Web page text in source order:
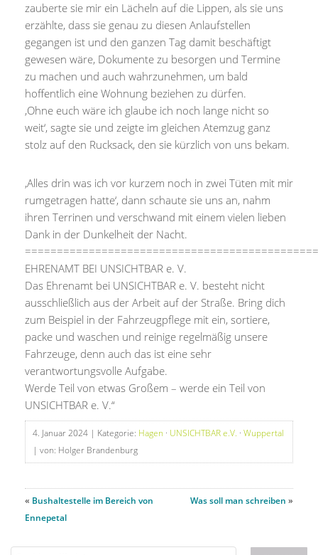
zauberte sie mir ein Lächeln auf die Lippen, als sie uns
erzählte, dass sie genau zu diesen Anlaufstellen
gegangen ist und den ganzen Tag damit beschäftigt
gewesen wäre, Dokumente zu besorgen und Termine
zu machen und auch wahrzunehmen, um bald
hoffentlich eine Wohnung beziehen zu dürfen.
‚Ohne euch wäre ich glaube ich noch lange nicht so
weit‘, sagte sie und zeigte im gleichen Atemzug ganz
stolz auf den Rucksack, den sie kürzlich von uns bekam.
‚Alles drin was ich vor kurzem noch in zwei Tüten mit mir
rumgetragen hatte‘, dann schaute sie uns an, nahm
ihren Terrinen und verschwand mit einem vielen lieben
Dank in der Dunkelheit der Nacht.
EHRENAMT BEI UNSICHTBAR e. V.
Das Ehrenamt bei UNSICHTBAR e. V. besteht nicht
ausschließlich aus der Arbeit auf der Straße. Bring dich
zum Beispiel in der Fahrzeugpflege mit ein, sortiere,
packe und waschen und reinige regelmäßig unsere
Fahrzeuge, denn auch das ist eine sehr
verantwortungsvolle Aufgabe.
Werde Teil von etwas Großem – werde ein Teil von
UNSICHTBAR e. V.“
4. Januar 2024 | Kategorie: Hagen · UNSICHTBAR e.V. · Wuppertal
| von: Holger Brandenburg
« Bushaltestelle im Bereich von
Ennepetal
Was soll man schreiben »